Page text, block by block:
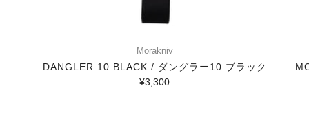
Morakniv
DANGLER 10 BLACK / ダングラー10 ブラック
¥3,300